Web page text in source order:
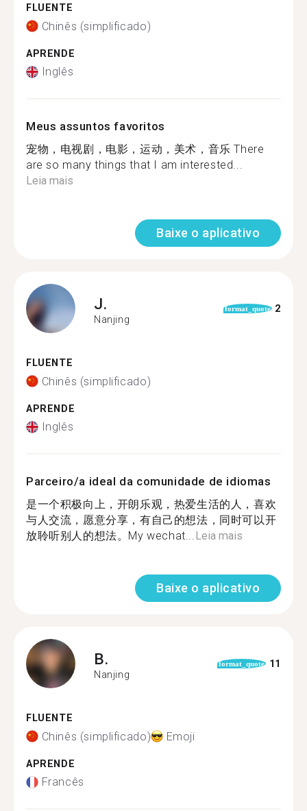
FLUENTE
Chinês (simplificado)
APRENDE
Inglês
Meus assuntos favoritos
宠物，电视剧，电影，运动，美术，音乐 There
are so many things that I am interested...
Leia mais
Baixe o aplicativo
J.
Nanjing
format_quote 2
FLUENTE
Chinês (simplificado)
APRENDE
Inglês
Parceiro/a ideal da comunidade de idiomas
是一个积极向上，开朗乐观，热爱生活的人，喜欢
与人交流，愿意分享，有自己的想法，同时可以开
放聆听别人的想法。My wechat...Leia mais
Baixe o aplicativo
B.
Nanjing
format_quote 11
FLUENTE
Chinês (simplificado) Emoji
APRENDE
Francês